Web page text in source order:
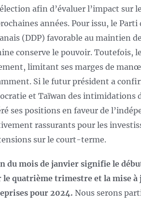
afin d’évaluer l’impact sur
années. Pour issu, le
(DDP) favorable au maintien
conserve le pouvoir. Toutefois,
limitant ses marges de
Si le futur président a
et Taïwan des intimidations
ses positions en faveur de
rassurants pour les
sur le court-terme.
du mois de janvier signifie le
le quatrième trimestre et la mise à
pour 2024. Nous serons